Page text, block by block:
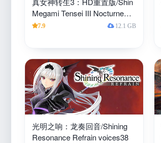
Megami Tensei III Nocturne
HD Remaster voices38
7.9 12.1 GB
光明之响：龙奏回音/Shining
Resonance Refrain voices38